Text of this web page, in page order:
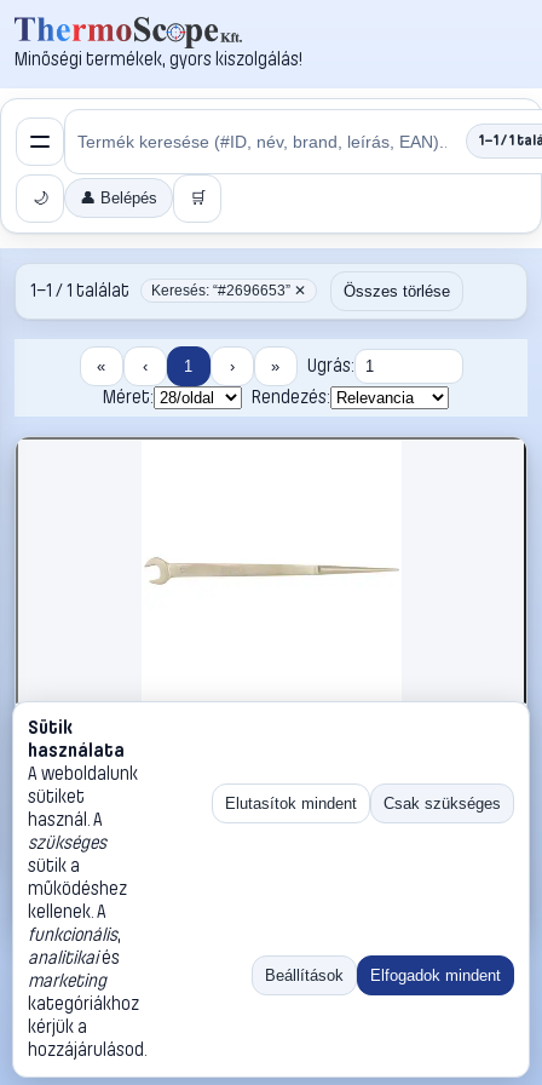
Minőségi termékek, gyors kiszolgálás!
1–1 / 1
🌙 👤 Belépés 🛒
1–1 / 1 találat Keresés: “#2696653” ✕ Összes törlése
« ‹ 1 › »
Ugrás:
Méret:
Rendezés:
#2696653
KS Tools 9638112 963.8112 Szerelő villáskulcs
Kulcsszélesség (coll) 7/8
KS Tools Egyoldalas villáskulcsok
32 990 Ft
Kosárba
«
Ugrás:
Méret:
Rendezés:
©2026
ThermoScope
ÁSZF
Cégbemutató
Sütik
használata
A weboldalunk
sütiket
használ. A
szükséges
sütik a
működéshez
kellenek. A
funkcionális,
analitikaiés
marketing
kategóriákhoz
kérjük a
hozzájárulásod.
Elutasítok mindent Csak szükséges
Beállítások Elfogadok mindent